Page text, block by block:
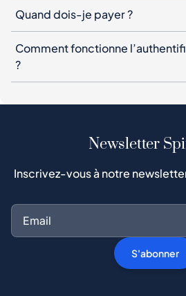
Quand dois-je payer ?
Comment fonctionne
?
Newsletter
Inscrivez-vous à notre
S'abonner